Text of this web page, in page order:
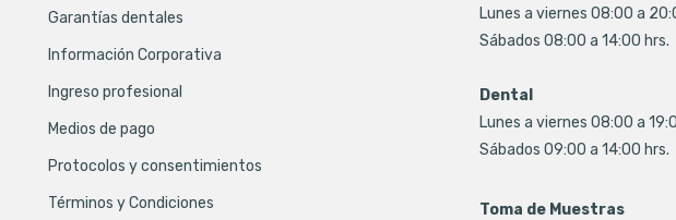
Garantías dentales
Información Corporativa
Ingreso profesional
Medios de pago
Protocolos y consentimientos
Términos y Condiciones
Lunes a viernes 08:00 a
Sábados 08:00 a 14:00 hrs.
Dental
Lunes a viernes 08:00 a
Sábados 09:00 a 14:00 hrs.
Toma de Muestras